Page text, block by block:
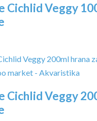
Cichlid Veggy
Cichlid Veggy